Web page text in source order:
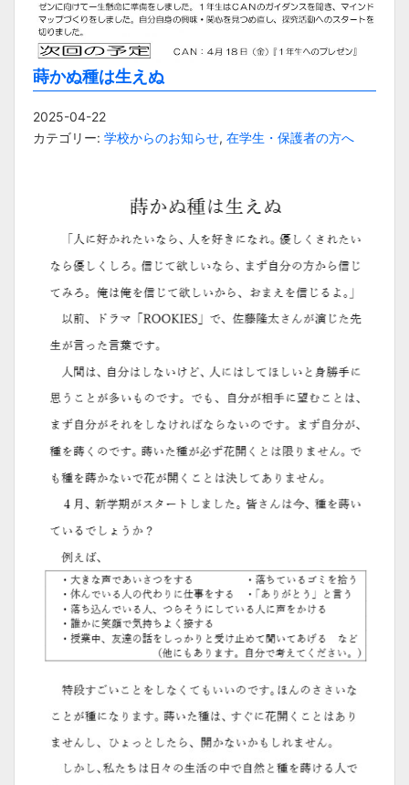
蒔かぬ種は生えぬ
2025-04-22
カテゴリー: 学校からのお知らせ, 在学生・保護者の方へ